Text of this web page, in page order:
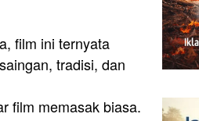
film ini ternyata
tradisi, dan
film memasak biasa.